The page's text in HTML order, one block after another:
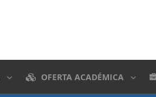
OFERTA ACADÉMICA